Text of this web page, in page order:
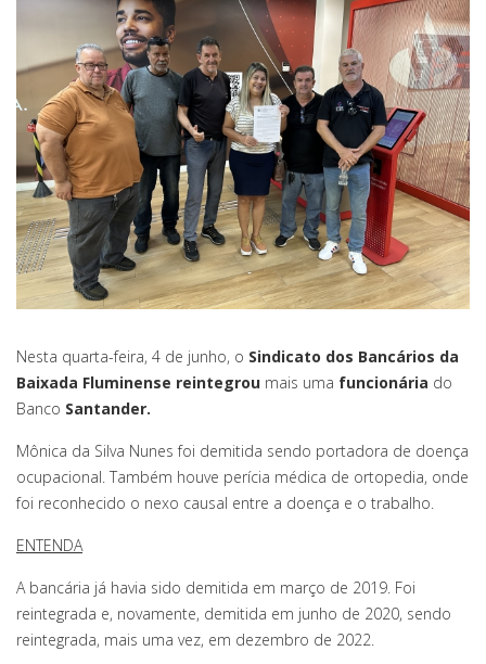
Nesta quarta-feira, 4 de junho, o Sindicato dos Bancários da
Baixada Fluminense reintegrou mais uma funcionária do
Banco Santander.
Mônica da Silva Nunes foi demitida sendo portadora de doença
ocupacional. Também houve perícia médica de ortopedia, onde
foi reconhecido o nexo causal entre a doença e o trabalho.
ENTENDA
A bancária já havia sido demitida em março de 2019. Foi
reintegrada e, novamente, demitida em junho de 2020, sendo
reintegrada, mais uma vez, em dezembro de 2022.